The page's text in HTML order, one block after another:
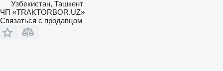
Узбекистан, Ташкент
ЧП «TRAKTORBOR.UZ»
Связаться с продавцом